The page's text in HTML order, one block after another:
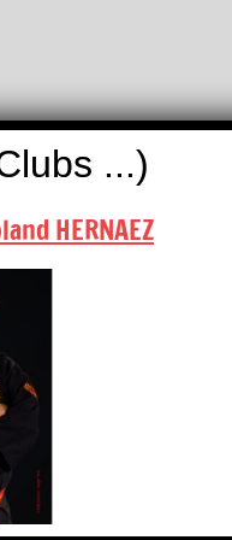
Nihon
Taï
Jitsu
Self
Défense
CONTACTER
...)
HERNAEZ